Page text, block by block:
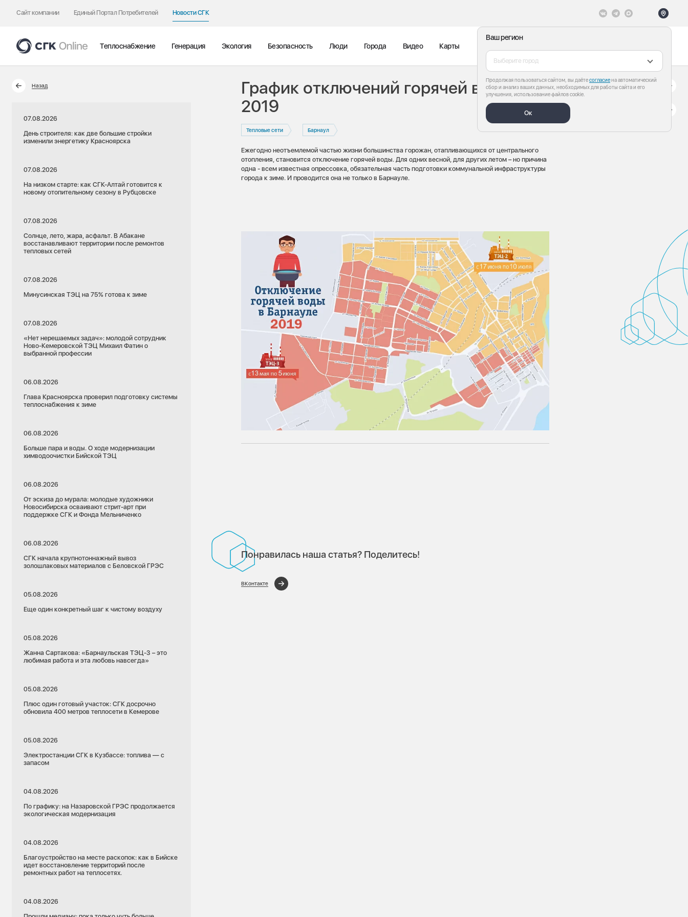
Сайт компании Единый Портал Потребителей Новости СГК
Ваш регион
Выберите город
Продолжая пользоваться сайтом, вы даётесогласиена автоматический
сбор и анализ ваших данных, необходимых для работы сайта и его
улучшения, использование файлов cookie.
Ок
Теплоснабжение Генерация Экология Безопасность Люди Города Видео Карты
Назад
07.08.2026
День строителя: как две большие стройки
изменили энергетику Красноярска
07.08.2026
На низком старте: как СГК-Алтай готовится к
новому отопительному сезону в Рубцовске
07.08.2026
Солнце, лето, жара, асфальт. В Абакане
восстанавливают территории после ремонтов
тепловых сетей
07.08.2026
Минусинская ТЭЦ на 75% готова к зиме
07.08.2026
«Нет нерешаемых задач»: молодой сотрудник
Ново-Кемеровской ТЭЦ Михаил Фатин о
выбранной профессии
06.08.2026
Глава Красноярска проверил подготовку системы
теплоснабжения к зиме
06.08.2026
Больше пара и воды. О ходе модернизации
химводоочистки Бийской ТЭЦ
06.08.2026
От эскиза до мурала: молодые художники
Новосибирска осваивают стрит-арт при
поддержке СГК и Фонда Мельниченко
06.08.2026
СГК начала крупнотоннажный вывоз
золошлаковых материалов с Беловской ГРЭС
05.08.2026
Еще один конкретный шаг к чистому воздуху
05.08.2026
Жанна Сартакова: «Барнаульская ТЭЦ-3 – это
любимая работа и эта любовь навсегда»
05.08.2026
Плюс один готовый участок: СГК досрочно
обновила 400 метров теплосети в Кемерове
05.08.2026
Электростанции СГК в Кузбассе: топлива — с
запасом
04.08.2026
По графику: на Назаровской ГРЭС продолжается
экологическая модернизация
04.08.2026
Благоустройство на месте раскопок: как в Бийске
идет восстановление территорий после
ремонтных работ на теплосетях.
04.08.2026
График отключений горячей воды в Барнауле
2019
Тепловые сети Барнаул
Ежегодно неотъемлемой частью жизни большинства горожан, отапливающихся от центрального
отопления, становится отключение горячей воды. Для одних весной, для других летом – но причина
одна - всем известная опрессовка, обязательная часть подготовки коммунальной инфраструктуры
города к зиме. И проводится она не только в Барнауле.
Понравилась наша статья? Поделитесь!
ВКонтакте